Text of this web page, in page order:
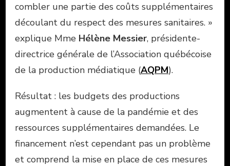
combler une partie des coûts supplémentaires
découlant du respect des mesures sanitaires. »
explique Mme Hélène Messier, présidente-
directrice générale de l’Association québécoise
de la production médiatique (AQPM).
Résultat : les budgets des productions
augmentent à cause de la pandémie et des
ressources supplémentaires demandées. Le
financement n’est cependant pas un problème
et comprend la mise en place de ces mesures